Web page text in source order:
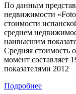
По данным
недвижимости
стоимости
среднем
наивысшим
Средняя стоимость
момент составляет
показателями 2012
Подробнее